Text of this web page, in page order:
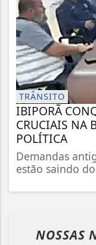
TRÂNSITO
IBIPORÃ
CRUCIAIS NA
POLÍTICA
Demandas
estão saindo
NOSSAS